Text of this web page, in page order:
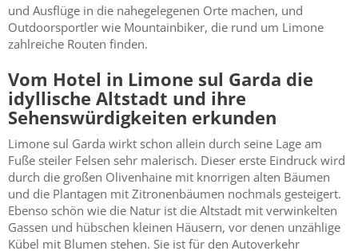
und Ausflüge in die nahegelegenen Orte machen, und
Outdoorsportler wie Mountainbiker, die rund um Limone
zahlreiche Routen finden.
Vom Hotel in Limone sul Garda die
idyllische Altstadt und ihre
Sehenswürdigkeiten erkunden
Limone sul Garda wirkt schon allein durch seine Lage am
Fuße steiler Felsen sehr malerisch. Dieser erste Eindruck wird
durch die großen Olivenhaine mit knorrigen alten Bäumen
und die Plantagen mit Zitronenbäumen nochmals gesteigert.
Ebenso schön wie die Natur ist die Altstadt mit verwinkelten
Gassen und hübschen kleinen Häusern, vor denen unzählige
Kübel mit Blumen stehen. Sie ist für den Autoverkehr